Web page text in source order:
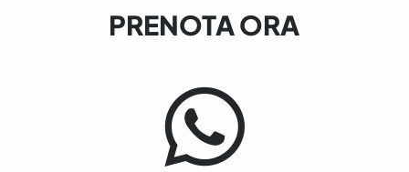
PRENOTA ORA